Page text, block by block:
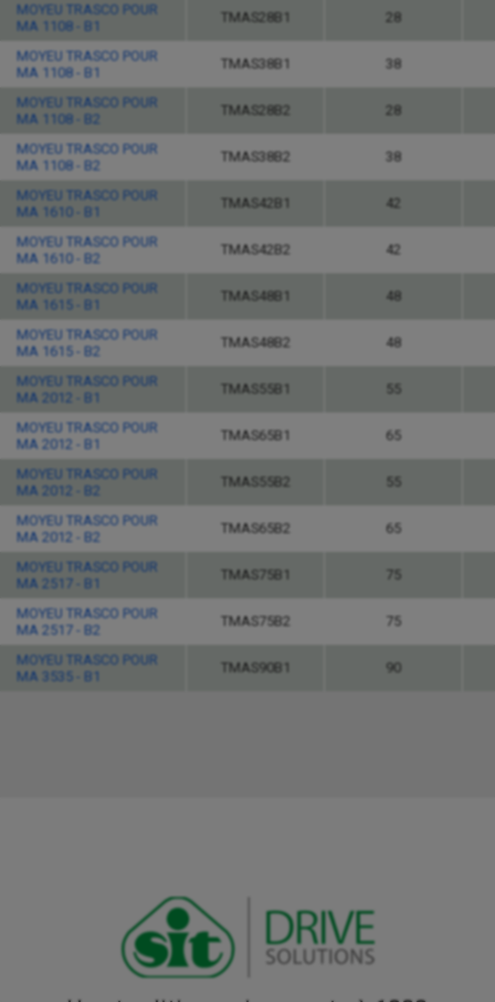
MOYEU TRASCO POUR
MA 1108 - B1
TMAS28B1 28
MOYEU TRASCO POUR
MA 1108 - B1
TMAS38B1 38
MOYEU TRASCO POUR
MA 1108 - B2
TMAS28B2 28
MOYEU TRASCO POUR
MA 1108 - B2
TMAS38B2 38
MOYEU TRASCO POUR
MA 1610 - B1
TMAS42B1 42
MOYEU TRASCO POUR
MA 1610 - B2
TMAS42B2 42
MOYEU TRASCO POUR
MA 1615 - B1
TMAS48B1 48
MOYEU TRASCO POUR
MA 1615 - B2
TMAS48B2 48
MOYEU TRASCO POUR
MA 2012 - B1
TMAS55B1
MOYEU TRASCO POUR
MA 2012 - B1
TMAS65B1 65
MOYEU TRASCO POUR
MA 2012 - B2
TMAS55B2
MOYEU TRASCO POUR
MA 2012 - B2
TMAS65B2 65
MOYEU TRASCO POUR
MA 2517 - B1
TMAS75B1 75
MOYEU TRASCO POUR
MA 2517 - B2
TMAS75B2 75
MOYEU TRASCO POUR
MA 3535 - B1
TMAS90B1 90